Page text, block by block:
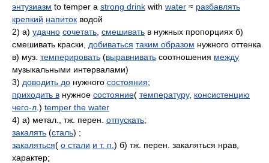
энтузиазм to temper a strong drink with water ≈ разбавлять
крепкий напиток водой
2) а) удачно сочетать смешивать в нужных пропорциях б)
смешивать краски, добиваться таким образом нужного оттенка
в) муз. темперировать (выравнивать соотношения между
музыкальными интервалами)
3) доводить до нужного состояния;
приходить в нужное состояние( температуру, консистенцию
чего-л .) temper the water
4) а) метал., тж. перен. отпускать;
закалять (сталь) ;
закаляться( о стали и т. п. ) б) тж. перен. закаляться нрав,
характер;